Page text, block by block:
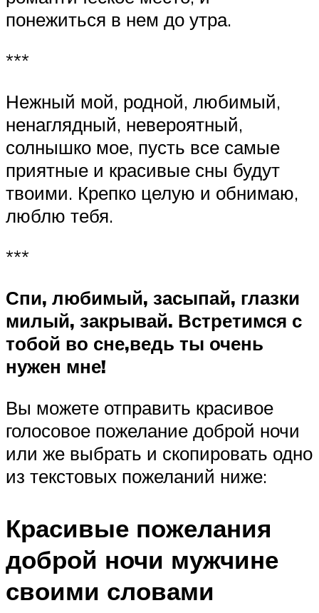
понежиться в нем до утра.
***
Нежный мой, родной, любимый,
ненаглядный, невероятный,
солнышко мое, пусть все самые
приятные и красивые сны будут
твоими. Крепко целую и обнимаю,
люблю тебя.
***
Спи, любимый, засыпай, глазки
милый, закрывай. Встретимся с
тобой во сне,ведь ты очень
нужен мне!
Вы можете отправить красивое
голосовое пожелание доброй ночи
или же выбрать и скопировать одно
из текстовых пожеланий ниже:
Красивые пожелания
доброй ночи мужчине
своими словами